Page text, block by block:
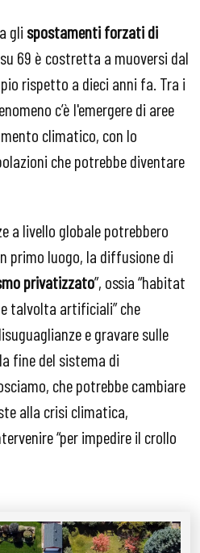
gli spostamenti forzati di
su 69 è costretta a muoversi dal
rispetto a dieci anni fa. Tra i
c’è l'emergere di aree
climatico, con lo
che potrebbe diventare
a livello globale potrebbero
primo luogo, la diffusione di
privatizzato”, ossia “habitat
talvolta artificiali” che
e gravare sulle
fine del sistema di
che potrebbe cambiare
alla crisi climatica,
“per impedire il crollo